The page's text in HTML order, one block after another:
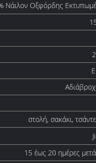
Νάιλον Οξφόρδης
στολή, σακάκι,
15 έως 20 ημέρες